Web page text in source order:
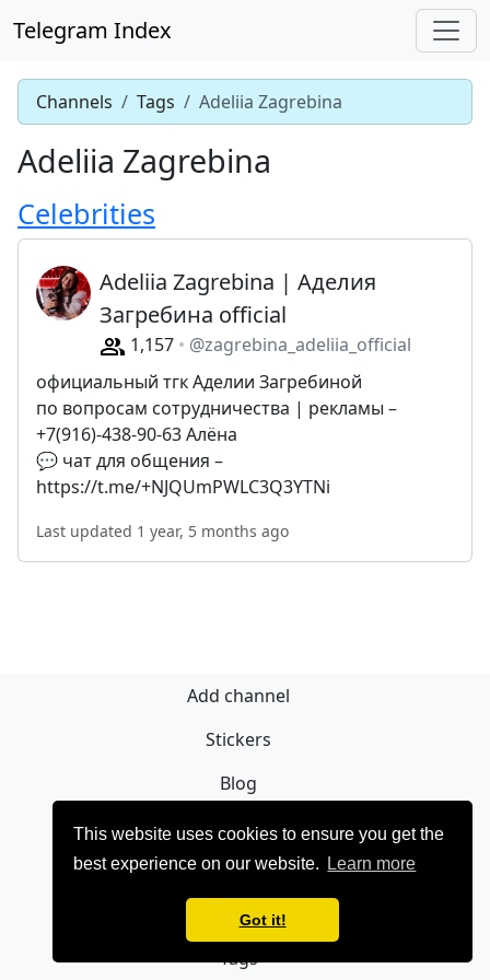
This website uses cookies to ensure you get the
best experience on our website.
Learn more
Got it!
Telegram Index
Channels Tags Adeliia Zagrebina
Adeliia Zagrebina
Celebrities
Adeliia Zagrebina | Аделия
Загребина official
1,157
@zagrebina_adeliia_official
официальный тгк Аделии Загребиной
по вопросам сотрудничества | рекламы –
+7(916)-438-90-63 Алёна
💬 чат для общения –
https://t.me/+NJQUmPWLC3Q3YTNi
Last updated 1 year, 5 months ago
Add channel
Stickers
Blog
Sign Up
Privacy policy
Contact
Tags